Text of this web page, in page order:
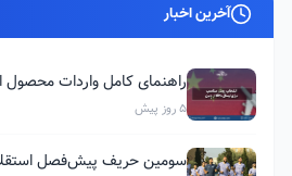
آخرین اخبار
راهنمای کامل واردات
5 روز پیش
سومین حریف پیش‌فصل